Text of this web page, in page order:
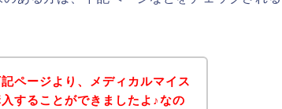
ページより、メディカルマイス
することができましたよ♪なの